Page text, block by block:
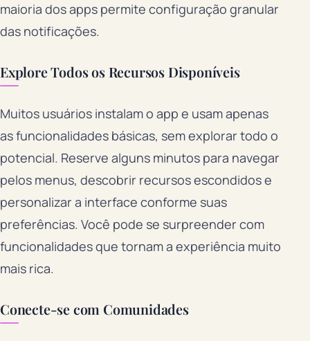
maioria dos apps permite configuração granular
das notificações.
Explore Todos os Recursos Disponíveis
Muitos usuários instalam o app e usam apenas
as funcionalidades básicas, sem explorar todo o
potencial. Reserve alguns minutos para navegar
pelos menus, descobrir recursos escondidos e
personalizar a interface conforme suas
preferências. Você pode se surpreender com
funcionalidades que tornam a experiência muito
mais rica.
Conecte-se com Comunidades